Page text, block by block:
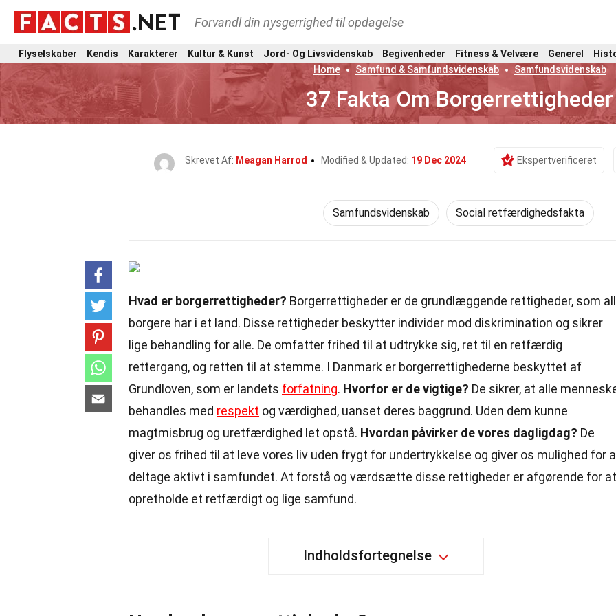
Forvandl din nysgerrighed til opdagelse
Flyselskaber Kendis Karakterer Kultur & Kunst Jord- Og Livsvidenskab Begivenheder Fitness & Velvære Generel
Home
Samfund & Samfundsvidenskab Samfundsvidenskab
37 Fakta Om Borgerrettigheder
Skrevet Af: Meagan Harrod Modified & Updated: 19 Dec 2024 Ekspertverificeret
Samfundsvidenskab Social retfærdighedsfakta
Hvad er borgerrettigheder? Borgerrettigheder er de grundlæggende rettigheder, som
borgere har i et land. Disse rettigheder beskytter individer mod diskrimination og sikrer
lige behandling for alle. De omfatter frihed til at udtrykke sig, ret til en retfærdig
rettergang, og retten til at stemme. I Danmark er borgerrettighederne beskyttet af
Grundloven, som er landets forfatning. Hvorfor er de vigtige? De sikrer, at alle
behandles med respekt og værdighed, uanset deres baggrund. Uden dem kunne
magtmisbrug og uretfærdighed let opstå. Hvordan påvirker de vores dagligdag? De
giver os frihed til at leve vores liv uden frygt for undertrykkelse og giver os mulighed for
deltage aktivt i samfundet. At forstå og værdsætte disse rettigheder er afgørende for at
opretholde et retfærdigt og lige samfund.
Indholdsfortegnelse